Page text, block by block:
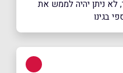
ניתן יהיה לממש את
בגינו